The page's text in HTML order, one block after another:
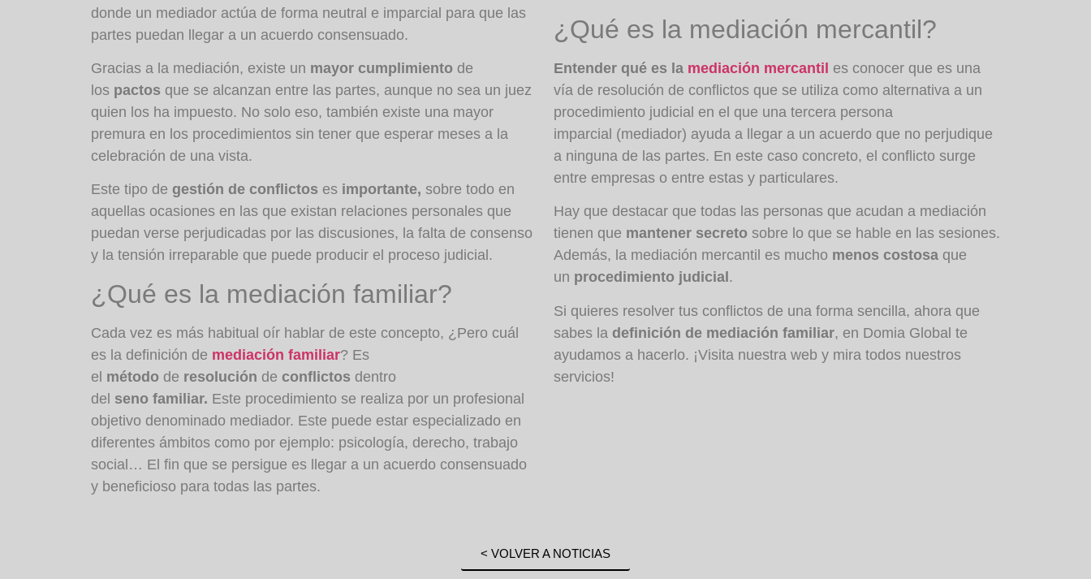
donde un mediador actúa de forma neutral e imparcial para que las
partes puedan llegar a un acuerdo consensuado.
Gracias a la mediación, existe un mayor cumplimiento de
los pactos que se alcanzan entre las partes, aunque no sea un juez
quien los ha impuesto. No solo eso, también existe una mayor
premura en los procedimientos sin tener que esperar meses a la
celebración de una vista.
Este tipo de gestión de conflictos es importante, sobre todo en
aquellas ocasiones en las que existan relaciones personales que
puedan verse perjudicadas por las discusiones, la falta de consenso
y la tensión irreparable que puede producir el proceso judicial.
¿Qué es la mediación familiar?
Cada vez es más habitual oír hablar de este concepto, ¿Pero cuál
es la definición de mediación familiar? Es
el método de resolución de conflictos dentro
del seno familiar. Este procedimiento se realiza por un profesional
objetivo denominado mediador. Este puede estar especializado en
diferentes ámbitos como por ejemplo: psicología, derecho, trabajo
social… El fin que se persigue es llegar a un acuerdo consensuado
y beneficioso para todas las partes.
¿Qué es la mediación mercantil?
Entender qué es la mediación mercantil es conocer que es una
vía de resolución de conflictos que se utiliza como alternativa a un
procedimiento judicial en el que una tercera persona
imparcial (mediador) ayuda a llegar a un acuerdo que no perjudique
a ninguna de las partes. En este caso concreto, el conflicto surge
entre empresas o entre estas y particulares.
Hay que destacar que todas las personas que acudan a mediación
tienen que mantener secreto sobre lo que se hable en las sesiones.
Además, la mediación mercantil es mucho menos costosa que
un procedimiento judicial .
Si quieres resolver tus conflictos de una forma sencilla, ahora que
sabes la definición de mediación familiar, en Domia Global te
ayudamos a hacerlo. ¡Visita nuestra web y mira todos nuestros
servicios!
< VOLVER A NOTICIAS